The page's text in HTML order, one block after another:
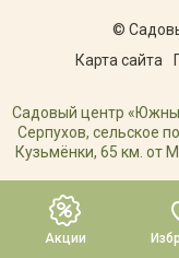
Акции
©
Карта сайта
Садовый центр
Серпухов, сельское
Кузьмёнки, 65 км. от